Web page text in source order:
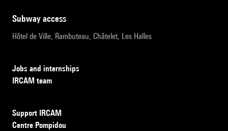
subway access
Hôtel de Ville, Rambuteau, Châtelet, Les Halles
Jobs and internships
IRCAM team
Support IRCAM
Centre Pompidou